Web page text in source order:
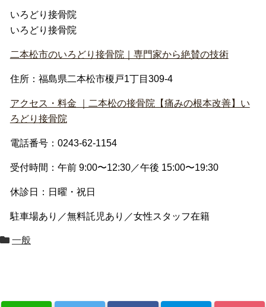
いろどり接骨院
いろどり接骨院
二本松市のいろどり接骨院｜専門家から絶賛の技術
住所：福島県二本松市榎戸1丁目309-4
アクセス・料金 ｜二本松の接骨院【痛みの根本改善】い
ろどり接骨院
電話番号：0243-62-1154
受付時間：午前 9:00〜12:30／午後 15:00〜19:30
休診日：日曜・祝日
駐車場あり／無料託児あり／女性スタッフ在籍
一般